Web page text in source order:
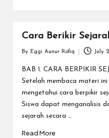
Cara Berikir
Posted
by
By Eggi Aunur Rofiq July
BAB 1. CARA BERPIKIR
Setelah membaca materi
mengetahui cara berpikir
Siswa dapat menganalisis
sejarah secara …
Read More